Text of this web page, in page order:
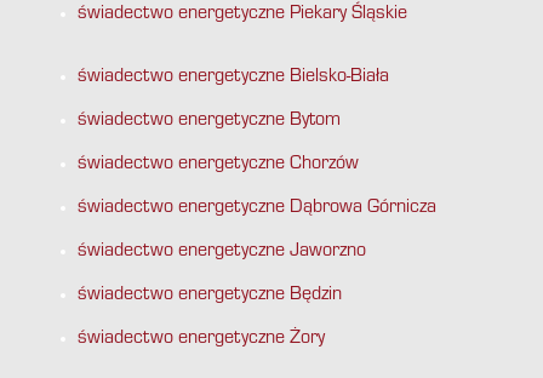
świadectwo energetyczne Piekary Śląskie
świadectwo energetyczne Bielsko-Biała
świadectwo energetyczne Bytom
świadectwo energetyczne Chorzów
świadectwo energetyczne Dąbrowa Górnicza
świadectwo energetyczne Jaworzno
świadectwo energetyczne Będzin
świadectwo energetyczne Żory